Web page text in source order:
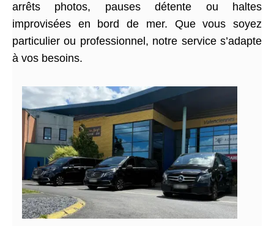
arrêts photos, pauses détente ou haltes
improvisées en bord de mer. Que vous soyez
particulier ou professionnel, notre service s’adapte
à vos besoins.